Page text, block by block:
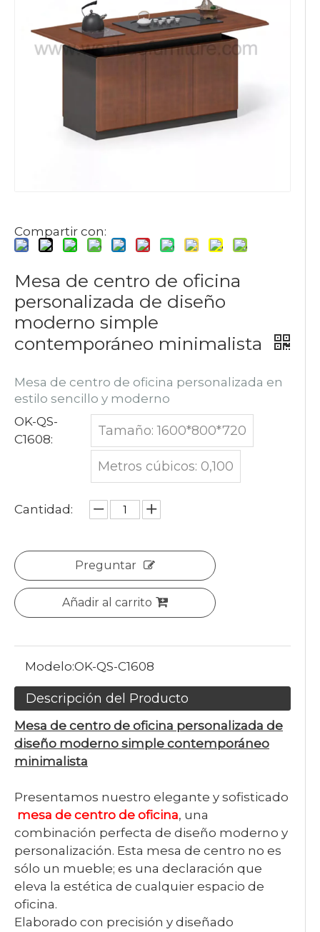
Compartir con:
Mesa de centro de oficina
personalizada de diseño
moderno simple
contemporáneo minimalista
Mesa de centro de oficina personalizada en
estilo sencillo y moderno
OK-QS-
C1608:
Tamaño: 1600*800*720
Metros cúbicos: 0,100
Cantidad:
Preguntar
Añadir al carrito
Modelo:OK-QS-C1608
Descripción del Producto
Mesa de centro de oficina personalizada de
diseño moderno simple contemporáneo
minimalista
Presentamos nuestro elegante y sofisticado
mesa de centro de oficina, una
combinación perfecta de diseño moderno y
personalización. Esta mesa de centro no es
sólo un mueble; es una declaración que
eleva la estética de cualquier espacio de
oficina.
Elaborado con precisión y diseñado